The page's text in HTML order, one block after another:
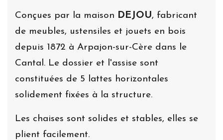
Conçues par la maison DEJOU, fabricant
de meubles, ustensiles et jouets en bois
depuis 1872 à Arpajon-sur-Cère dans le
Cantal. Le dossier et l'assise sont
constituées de 5 lattes horizontales
solidement fixées à la structure.
Les chaises sont solides et stables, elles se
plient facilement.